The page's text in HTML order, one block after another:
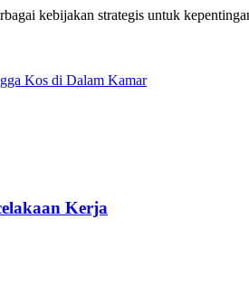
kebijakan strategis untuk
Kos di Dalam Kamar
Kerja